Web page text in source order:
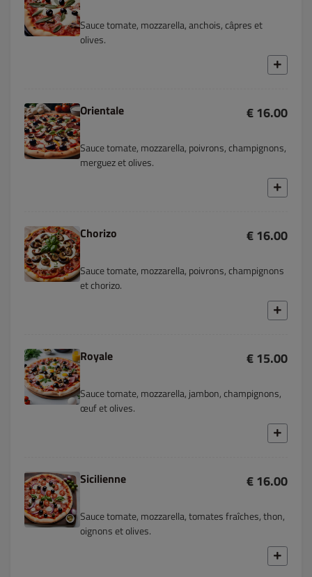
Sauce tomate, mozzarella, anchois, câpres et
olives.
Orientale € 16.00
Sauce tomate, mozzarella, poivrons, champignons,
merguez et olives.
Chorizo € 16.00
Sauce tomate, mozzarella, poivrons, champignons
et chorizo.
Royale € 15.00
Sauce tomate, mozzarella, jambon, champignons,
œuf et olives.
Sicilienne € 16.00
Sauce tomate, mozzarella, tomates fraîches, thon,
oignons et olives.